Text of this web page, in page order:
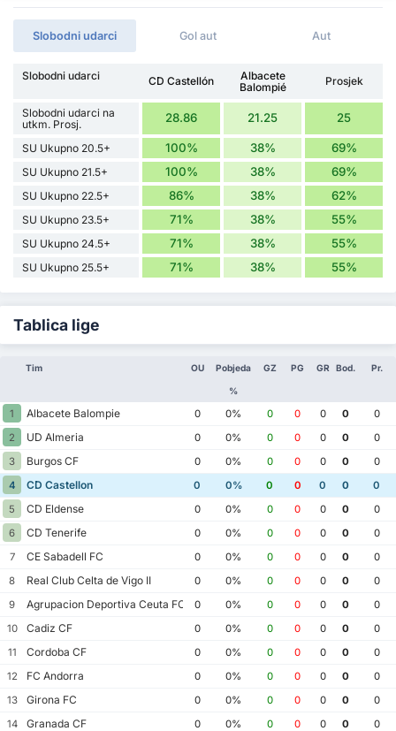
Slobodni udarci Gol aut Aut
Slobodni udarci CD Castellón
Albacete
Balompié
Prosjek
Slobodni udarci na
utkm. Prosj.
28.86 21.25 25
SU Ukupno 20.5+ 100% 38% 69%
SU Ukupno 21.5+ 100% 38% 69%
SU Ukupno 22.5+ 86% 38% 62%
SU Ukupno 23.5+ 71% 38% 55%
SU Ukupno 24.5+ 71% 38% 55%
SU Ukupno 25.5+ 71% 38% 55%
Tablica lige
Tim OU Pobjeda
%
GZ PG GR Bod. Pr.
1 Albacete Balompie 0 0% 0 0 0 0
0
2
UD Almeria 0 0% 0 0 0 0
0
3
Burgos CF 0 0% 0 0 0 0
0
4
CD Castellon 0 0% 0 0 0 0
0
5
CD Eldense 0 0% 0 0 0 0
0
6
CD Tenerife 0 0% 0 0 0 0
0
7
CE Sabadell FC 0 0% 0 0 0 0
0
8
Real Club Celta de Vigo II 0 0% 0 0 0 0
0
9
Agrupacion Deportiva Ceuta FC 0 0% 0 0 0 0
0
10
Cadiz CF 0 0% 0 0 0 0
0
11
Cordoba CF 0 0% 0 0 0 0
0
12
FC Andorra 0 0% 0 0 0 0
0
13
Girona FC 0 0% 0 0 0 0
0
14
Granada CF 0 0% 0 0 0 0
0